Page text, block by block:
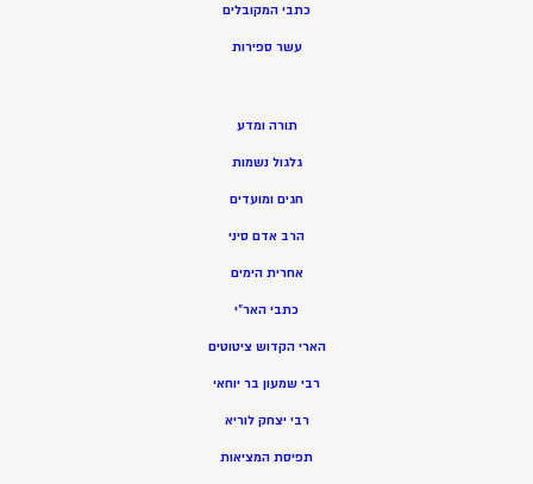
כתבי המקובלים
עשר ספירות
תורה ומדע
גלגול נשמות
חגים ומועדים
הרב אדם סיני
אחרית הימים
כתבי האר”י
הארי הקדוש ציטוטים
רבי שמעון בר יוחאי
רבי יצחק לוריא
תפיסת המציאות